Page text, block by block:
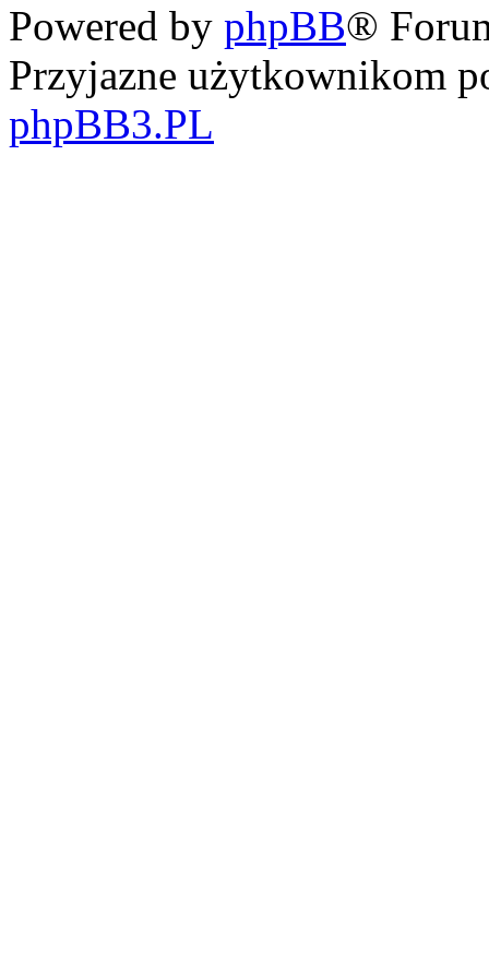
Powered by phpBB®
Przyjazne użytkownikom
phpBB3.PL